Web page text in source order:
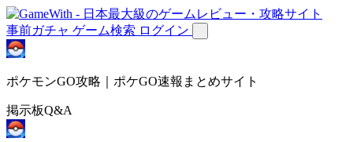
事前ガチャ ゲーム検索 ログイン
ポケモンGO攻略｜ポケGO速報まとめサイト
掲示板Q&A